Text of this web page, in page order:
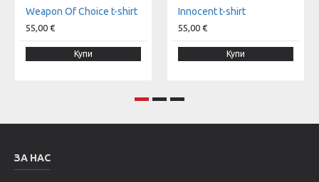
Weapon Of Choice t-shirt
55,00 €
Купи
Innocent t-shirt
55,00 €
Купи
ЗА НАС